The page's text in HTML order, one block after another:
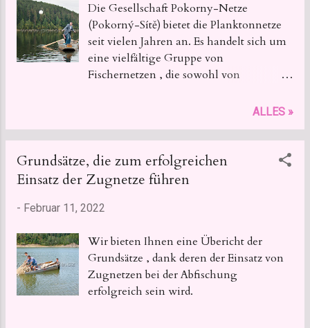
Die Gesellschaft Pokorny-Netze
(Pokorný-Sítě) bietet die Planktonnetze
seit vielen Jahren an. Es handelt sich um
eine vielfältige Gruppe von
Fischernetzen , die sowohl von
Wissenschaftlern in ihrer täglichen
Artikel werden die grundlegenden
Produkttypen vorgestellt, die zur Gruppe
der Planktonnetze gehören.
ALLES »
Grundsätze, die zum erfolgreichen
Einsatz der Zugnetze führen
- Februar 11, 2022
Wir bieten Ihnen eine Übericht der
Grundsätze , dank deren der Einsatz von
Zugnetzen bei der Abfischung
erfolgreich sein wird.